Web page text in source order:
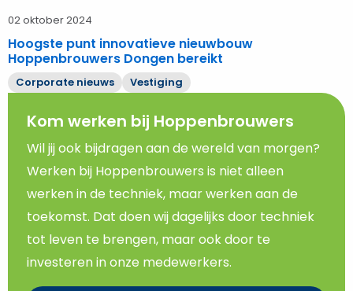
02 oktober 2024
Hoogste punt innovatieve nieuwbouw
Hoppenbrouwers Dongen bereikt
Corporate nieuws Vestiging
Kom werken bij Hoppenbrouwers
Wil jij ook bijdragen aan de wereld van morgen?
Werken bij Hoppenbrouwers is niet alleen
werken in de techniek, maar werken aan de
toekomst. Dat doen wij dagelijks door techniek
tot leven te brengen, maar ook door te
investeren in onze medewerkers.